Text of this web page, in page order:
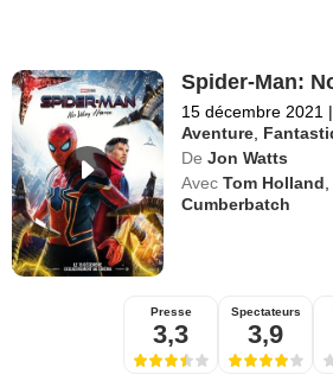
Spider-Man:
15 décembre 2021 |
Aventure
De Jon Watts
Avec Tom Holland
Cumberbatch
Presse
3,3
Spectateurs
3,9